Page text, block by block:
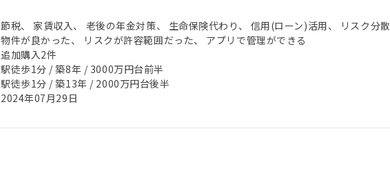
節税、 家賃収入、 老後の年金対策、 生命保険代わり、 信用(ローン)活用、 リスク分散
物件が良かった、 リスクが許容範囲だった、 アプリで管理ができる
追加購入2件
駅徒歩1分 / 築8年 / 3000万円台前半
駅徒歩1分 / 築13年 / 2000万円台後半
2024年07月29日